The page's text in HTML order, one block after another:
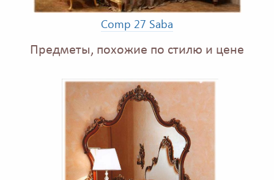
Comp 27 Saba
Предметы, похожие по стилю и цене